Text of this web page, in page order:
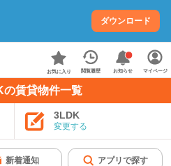
ダウンロード
お気に入り 閲覧履歴 お知らせ マイページ
賃貸物件一覧
3LDK
変更する
新着通知 アプリで探す